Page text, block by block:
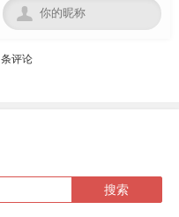

条评论